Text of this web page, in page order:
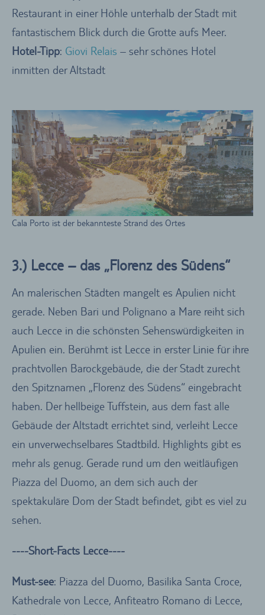
Restaurant in einer Höhle unterhalb der Stadt mit
fantastischem Blick durch die Grotte aufs Meer.
Hotel-Tipp: Giovi Relais – sehr schönes Hotel
inmitten der Altstadt
Cala Porto ist der bekannteste Strand des Ortes
3.) Lecce – das „Florenz des Südens“
An malerischen Städten mangelt es Apulien nicht
gerade. Neben Bari und Polignano a Mare reiht sich
auch Lecce in die schönsten Sehenswürdigkeiten in
Apulien ein. Berühmt ist Lecce in erster Linie für ihre
prachtvollen Barockgebäude, die der Stadt zurecht
den Spitznamen „Florenz des Südens“ eingebracht
haben. Der hellbeige Tuffstein, aus dem fast alle
Gebäude der Altstadt errichtet sind, verleiht Lecce
ein unverwechselbares Stadtbild. Highlights gibt es
mehr als genug. Gerade rund um den weitläufigen
Piazza del Duomo, an dem sich auch der
spektakuläre Dom der Stadt befindet, gibt es viel zu
sehen.
----Short-Facts Lecce----
Must-see: Piazza del Duomo, Basilika Santa Croce,
Kathedrale von Lecce, Anfiteatro Romano di Lecce,